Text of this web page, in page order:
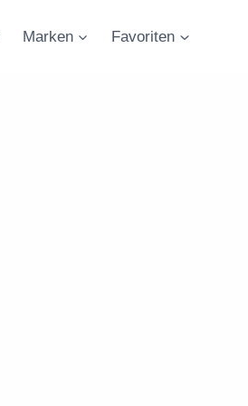
Marken Favoriten